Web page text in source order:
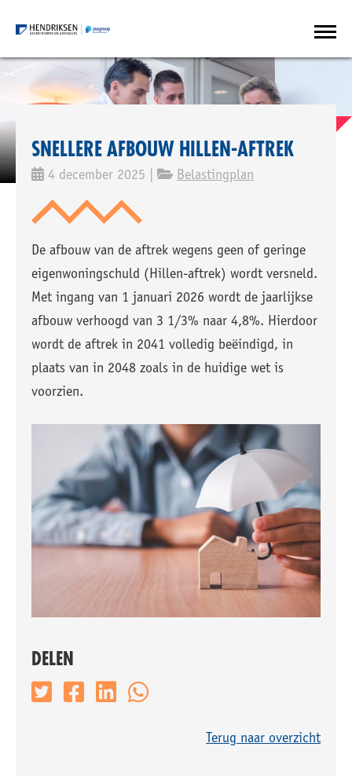
SNELLERE AFBOUW HILLEN-AFTREK
4 december 2025 | Belastingplan
De afbouw van de aftrek wegens geen of geringe
eigenwoningschuld (Hillen-aftrek) wordt versneld.
Met ingang van 1 januari 2026 wordt de jaarlijkse
afbouw verhoogd van 3 1/3% naar 4,8%. Hierdoor
wordt de aftrek in 2041 volledig beëindigd, in
plaats van in 2048 zoals in de huidige wet is
voorzien.
DELEN
Terug naar overzicht